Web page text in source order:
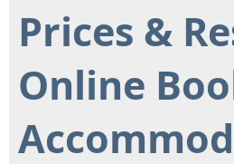
Prices &
Online